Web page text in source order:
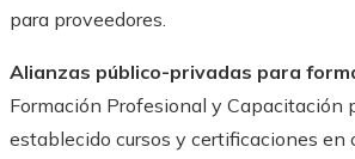
para proveedores.
Alianzas público-privadas para
Formación Profesional y Capacitación
establecido cursos y certificaciones en